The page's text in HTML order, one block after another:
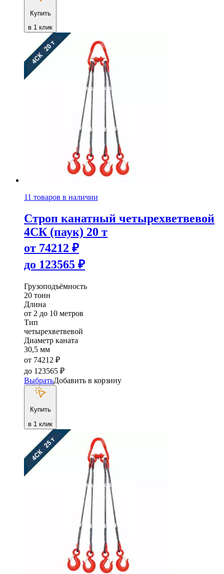
Купить
в 1 клик
11 товаров в наличии
Строп канатный четырехветвевой
4СК (паук) 20 т
от 74212 ₽
до 123565 ₽
Грузоподъёмность
20 тонн
Длина
от 2 до 10 метров
Тип
четырехветвевой
Диаметр каната
30,5 мм
от 74212 ₽
до 123565 ₽
ВыбратьДобавить в корзину
Купить
в 1 клик